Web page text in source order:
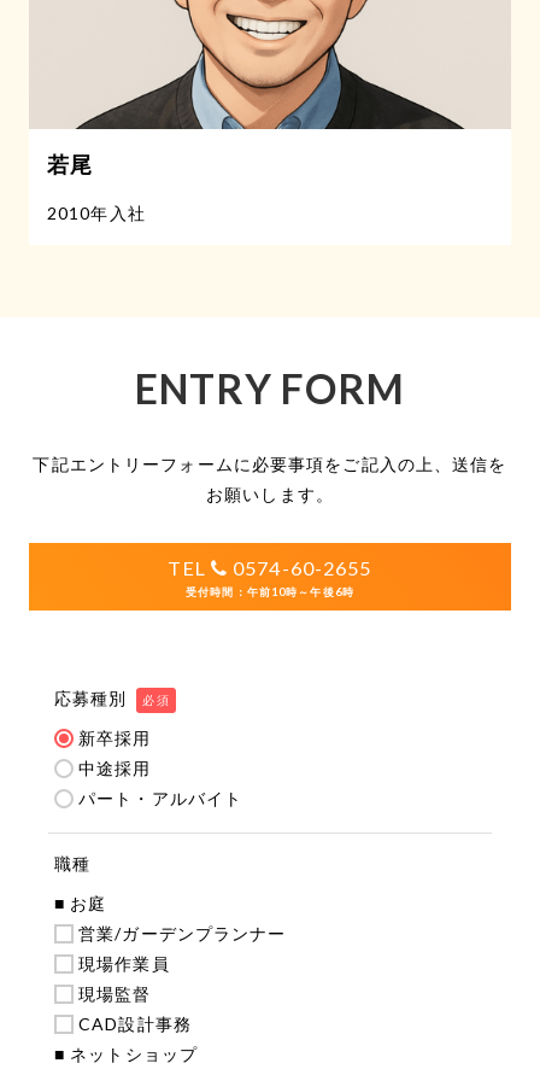
若尾
2010年入社
ENTRY FORM
下記エントリーフォームに必要事項をご記入の上、送信を
お願いします。
TEL 0574-60-2655
受付時間：午前10時～午後6時
応募種別 必須
新卒採用
中途採用
パート・アルバイト
職種
■ お庭
営業/ガーデンプランナー
現場作業員
現場監督
CAD設計事務
■ ネットショップ